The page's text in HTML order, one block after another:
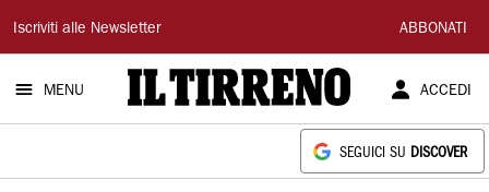
Il
Tirreno
Iscriviti alle Newsletter ABBONATI
MENU ACCEDI
SEGUICI SU DISCOVER